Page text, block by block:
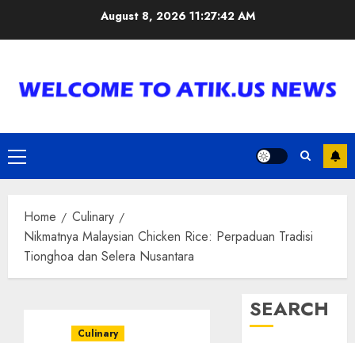
August 8, 2026 11:27:43 AM
Primary
Menu
Home
Culinary
Nikmatnya Malaysian Chicken Rice: Perpaduan Tradisi
Tionghoa dan Selera Nusantara
Culinary
SEARCH